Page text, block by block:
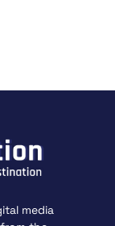
media